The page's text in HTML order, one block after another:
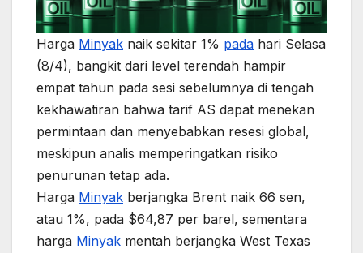
Harga Minyak naik sekitar 1% pada hari Selasa
(8/4), bangkit dari level terendah hampir
empat tahun pada sesi sebelumnya di tengah
kekhawatiran bahwa tarif AS dapat menekan
permintaan dan menyebabkan resesi global,
meskipun analis memperingatkan risiko
penurunan tetap ada.
Harga Minyak berjangka Brent naik 66 sen,
atau 1%, pada $64,87 per barel, sementara
harga Minyak mentah berjangka West Texas